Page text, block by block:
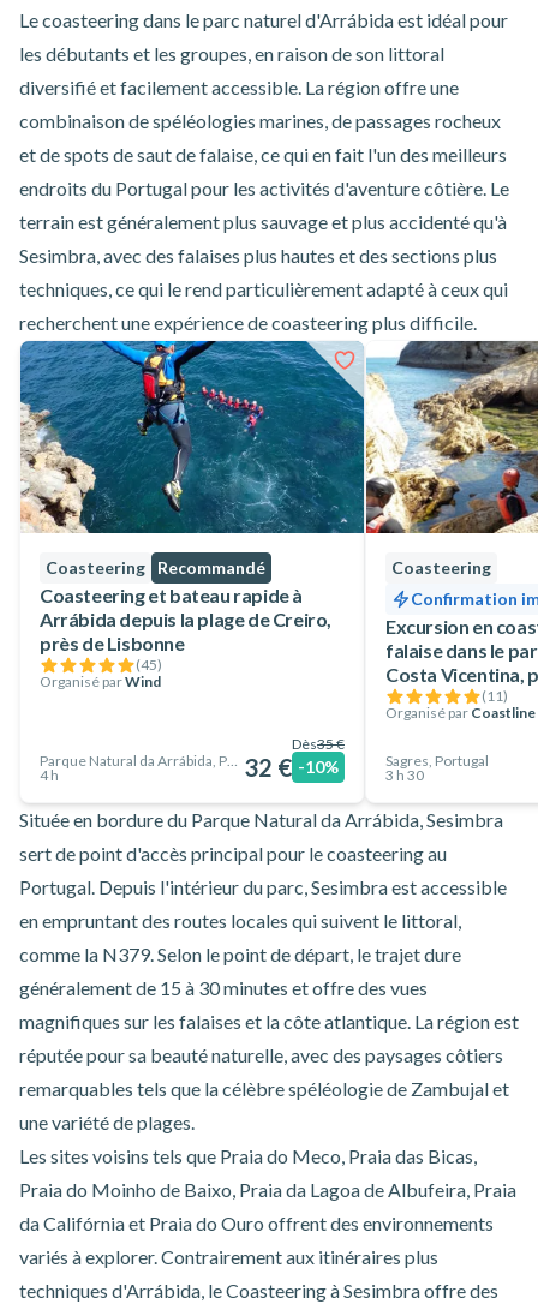
Le coasteering dans le parc naturel d'Arrábidaest idéal pour
les débutants et les groupes, en raison de son littoral
diversifié et facilement accessible. La région offre une
combinaison de spéléologies marines, de passages rocheux
et de spots de saut de falaise, ce qui en fait l'un des meilleurs
endroits du Portugal pour les activités d'aventure côtière. Le
terrain est généralement plus sauvage et plus accidenté qu'à
Sesimbra, avec des falaises plus hautes et des sections plus
techniques, ce qui le rend particulièrement adapté à ceux qui
recherchent une expérience de coasteering plus difficile.
Coasteering Recommandé
Coasteering et bateau rapide à
Arrábida depuis la plage de Creiro,
près de Lisbonne
(45)
Organisé parWind
Parque Natural da Arrábida, Portugal
4 h
Dès35 €
32 € -10%
Coasteering
Confirmation
Excursion en
falaise dans le
Costa Vicentina,
(11)
Organisé par
Sagres, Portugal
3 h 30
Située en bordure du Parque Natural da Arrábida, Sesimbra
sert de point d'accès principal pour le coasteering au
Portugal. Depuis l'intérieur du parc, Sesimbra est accessible
en empruntant des routes locales qui suivent le littoral,
comme la N379. Selon le point de départ, le trajet dure
généralement de 15 à 30 minutes et offre des vues
magnifiques sur les falaises et la côte atlantique. La région est
réputée pour sa beauté naturelle, avec des paysages côtiers
remarquables tels que la célèbre spéléologie de Zambujal et
une variété de plages.
Les sites voisins tels que Praia do Meco, Praia das Bicas,
Praia do Moinho de Baixo, Praia da Lagoa de Albufeira, Praia
da Califórnia et Praia do Ouro offrent des environnements
variés à explorer. Contrairement aux itinéraires plus
techniques d'Arrábida, leCoasteering à Sesimbraoffre des